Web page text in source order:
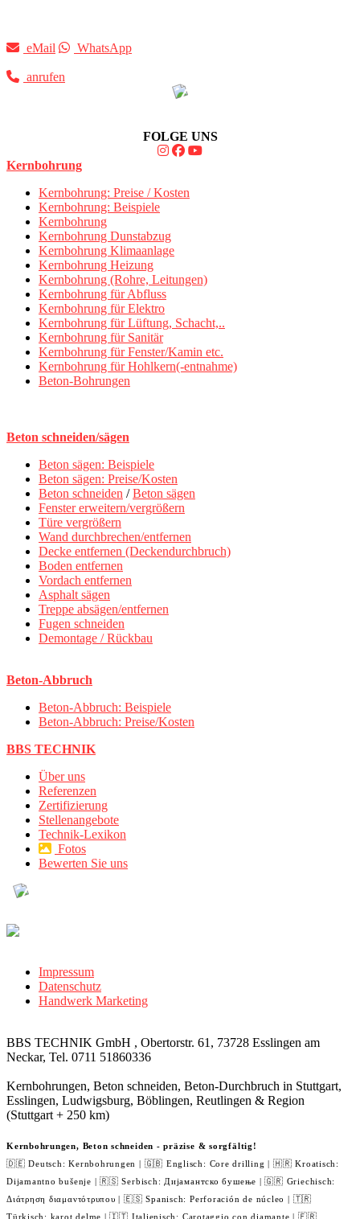
eMail WhatsApp
anrufen
FOLGE UNS
Kernbohrung
Kernbohrung: Preise / Kosten
Kernbohrung: Beispiele
Kernbohrung
Kernbohrung Dunstabzug
Kernbohrung Klimaanlage
Kernbohrung Heizung
Kernbohrung (Rohre, Leitungen)
Kernbohrung für Abfluss
Kernbohrung für Elektro
Kernbohrung für Lüftung, Schacht,..
Kernbohrung für Sanitär
Kernbohrung für Fenster/Kamin etc.
Kernbohrung für Hohlkern(-entnahme)
Beton-Bohrungen
Beton schneiden/sägen
Beton sägen: Beispiele
Beton sägen: Preise/Kosten
Beton schneiden /Beton sägen
Fenster erweitern/vergrößern
Türe vergrößern
Wand durchbrechen/entfernen
Decke entfernen (Deckendurchbruch)
Boden entfernen
Vordach entfernen
Asphalt sägen
Treppe absägen/entfernen
Fugen schneiden
Demontage / Rückbau
Beton-Abbruch
Beton-Abbruch: Beispiele
Beton-Abbruch: Preise/Kosten
BBS TECHNIK
Über uns
Referenzen
Zertifizierung
Stellenangebote
Technik-Lexikon
Fotos
Bewerten Sie uns
Impressum
Datenschutz
Handwerk Marketing
BBS TECHNIK GmbH , Obertorstr. 61, 73728 Esslingen am
Neckar, Tel. 0711 51860336
Kernbohrungen, Beton schneiden, Beton-Durchbruch in Stuttgart,
Esslingen, Ludwigsburg, Böblingen, Reutlingen & Region
(Stuttgart + 250 km)
Kernbohrungen, Beton schneiden - präzise & sorgfältig!
🇩🇪 Deutsch: Kernbohrungen | 🇬🇧 Englisch: Core drilling | 🇭🇷 Kroatisch:
Dijamantno bušenje | 🇷🇸 Serbisch: Дијамантско бушење | 🇬🇷 Griechisch:
Διάτρηση διαμαντότρυπου | 🇪🇸 Spanisch: Perforación de núcleo | 🇹🇷
Türkisch: karot delme | 🇮🇹 Italienisch: Carotaggio con diamante | 🇫🇷